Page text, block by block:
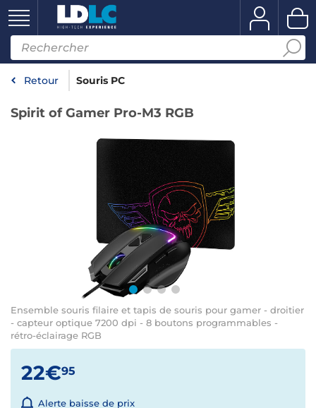
Retour Souris PC
Spirit of Gamer Pro-M3 RGB
Ensemble souris filaire et tapis de souris pour gamer - droitier
- capteur optique 7200 dpi - 8 boutons programmables -
rétro-éclairage RGB
22€95
Alerte baisse de prix